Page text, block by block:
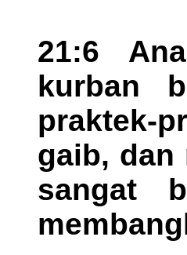
21:6
kurban
praktek-
gaib, dan
sangat